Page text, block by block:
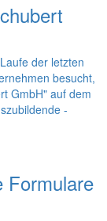
der letzten
besucht,
GmbH" auf dem
-
Formulare